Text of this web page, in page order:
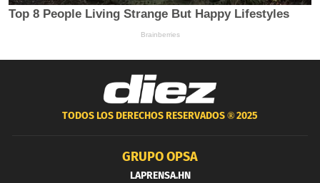
TODOS LOS DERECHOS RESERVADOS ®2025
GRUPO OPSA
LAPRENSA.HN